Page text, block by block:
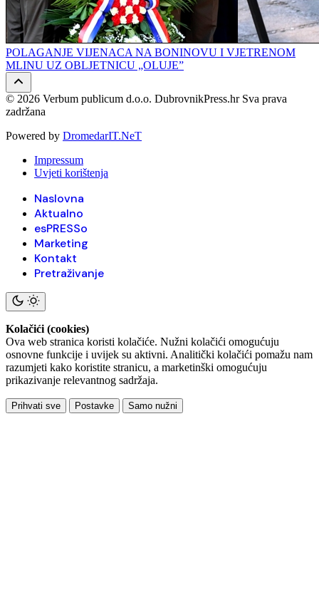
POLAGANJE VIJENACA NA BONINOVU I VJETRENOM
MLINU UZ OBLJETNICU „OLUJE”
© 2026 Verbum publicum d.o.o. DubrovnikPress.hr Sva prava
zadržana
Powered by DromedarIT.NeT
Impressum
Uvjeti korištenja
Naslovna
Aktualno
esPRESSo
Marketing
Kontakt
Pretraživanje
Kolačići (cookies)
Ova web stranica koristi kolačiće. Nužni kolačići omogućuju
osnovne funkcije i uvijek su aktivni. Analitički kolačići pomažu nam
razumjeti kako koristite stranicu, a marketinški omogućuju
prikazivanje relevantnog sadržaja.
Prihvati sve Postavke Samo nužni